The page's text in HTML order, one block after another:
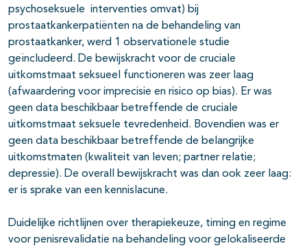
psychoseksuele interventies omvat) bij
prostaatkankerpatiënten na de behandeling van
prostaatkanker, werd 1 observationele studie
geïncludeerd. De bewijskracht voor de cruciale
uitkomstmaat seksueel functioneren was zeer laag
(afwaardering voor imprecisie en risico op bias). Er was
geen data beschikbaar betreffende de cruciale
uitkomstmaat seksuele tevredenheid. Bovendien was er
geen data beschikbaar betreffende de belangrijke
uitkomstmaten (kwaliteit van leven; partner relatie;
depressie). De overall bewijskracht was dan ook zeer laag:
er is sprake van een kennislacune.
Duidelijke richtlijnen over therapiekeuze, timing en regime
voor penisrevalidatie na behandeling voor gelokaliseerde